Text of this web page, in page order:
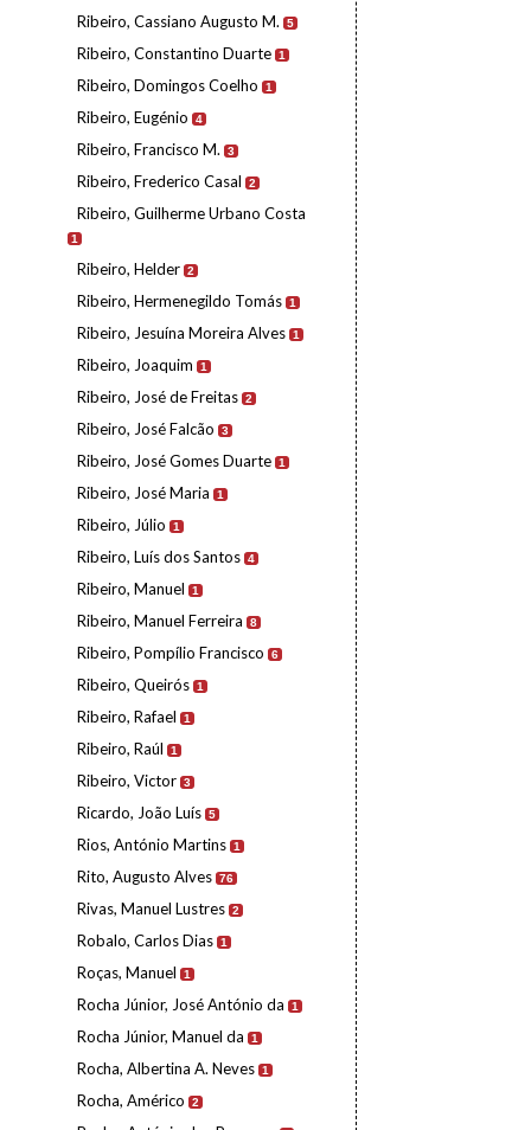
Ribeiro, Cassiano Augusto M. 5
Ribeiro, Constantino Duarte 1
Ribeiro, Domingos Coelho 1
Ribeiro, Eugénio 4
Ribeiro, Francisco M. 3
Ribeiro, Frederico Casal 2
Ribeiro, Guilherme Urbano Costa
1
Ribeiro, Helder 2
Ribeiro, Hermenegildo Tomás 1
Ribeiro, Jesuína Moreira Alves 1
Ribeiro, Joaquim 1
Ribeiro, José de Freitas 2
Ribeiro, José Falcão 3
Ribeiro, José Gomes Duarte 1
Ribeiro, José Maria 1
Ribeiro, Júlio 1
Ribeiro, Luís dos Santos 4
Ribeiro, Manuel 1
Ribeiro, Manuel Ferreira 8
Ribeiro, Pompílio Francisco 6
Ribeiro, Queirós 1
Ribeiro, Rafael 1
Ribeiro, Raúl 1
Ribeiro, Victor 3
Ricardo, João Luís 5
Rios, António Martins 1
Rito, Augusto Alves 76
Rivas, Manuel Lustres 2
Robalo, Carlos Dias 1
Roças, Manuel 1
Rocha Júnior, José António da 1
Rocha Júnior, Manuel da 1
Rocha, Albertina A. Neves 1
Rocha, Américo 2